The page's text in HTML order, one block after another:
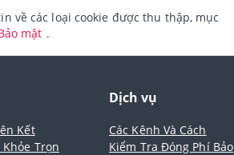
về các loại cookie được thu thập, mục
mật .
Kết
Trọn
Dịch vụ
Các Kênh Và Cách
Kiểm Tra Đóng Phí Bảo